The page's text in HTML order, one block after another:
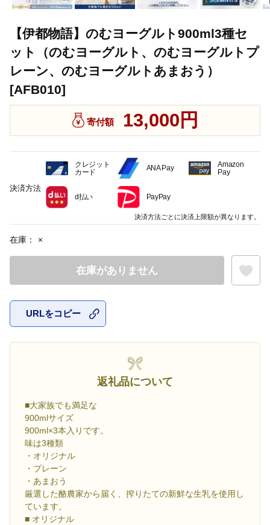
【伊都物語】のむヨーグルト900ml3種セ
ット（のむヨーグルト、のむヨーグルトプ
レーン、のむヨーグルトあまおう）
[AFB010]
寄付額 13,000円
在庫： ×
在庫がありません
URLをコピー
返礼品について
■大家族でも満足な
900mlサイズ
900ml×3本入りです。
味は3種類
・オリジナル
・プレーン
・あまおう
厳選した酪農家から届く、搾りたての新鮮な生乳を使用し
ています。
■ オリジナル
決済方法
クレジット
カード
ANA Pay
Amazon
Pay
d払い PayPay
決済方法ごとに決済上限額が異なります。